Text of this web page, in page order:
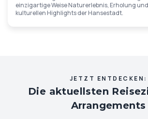
einzigartige Weise Naturerlebnis, Erholung
kulturellen Highlights der Hansestadt.
JETZT ENTDECKEN:
Die aktuellsten
Arrangements